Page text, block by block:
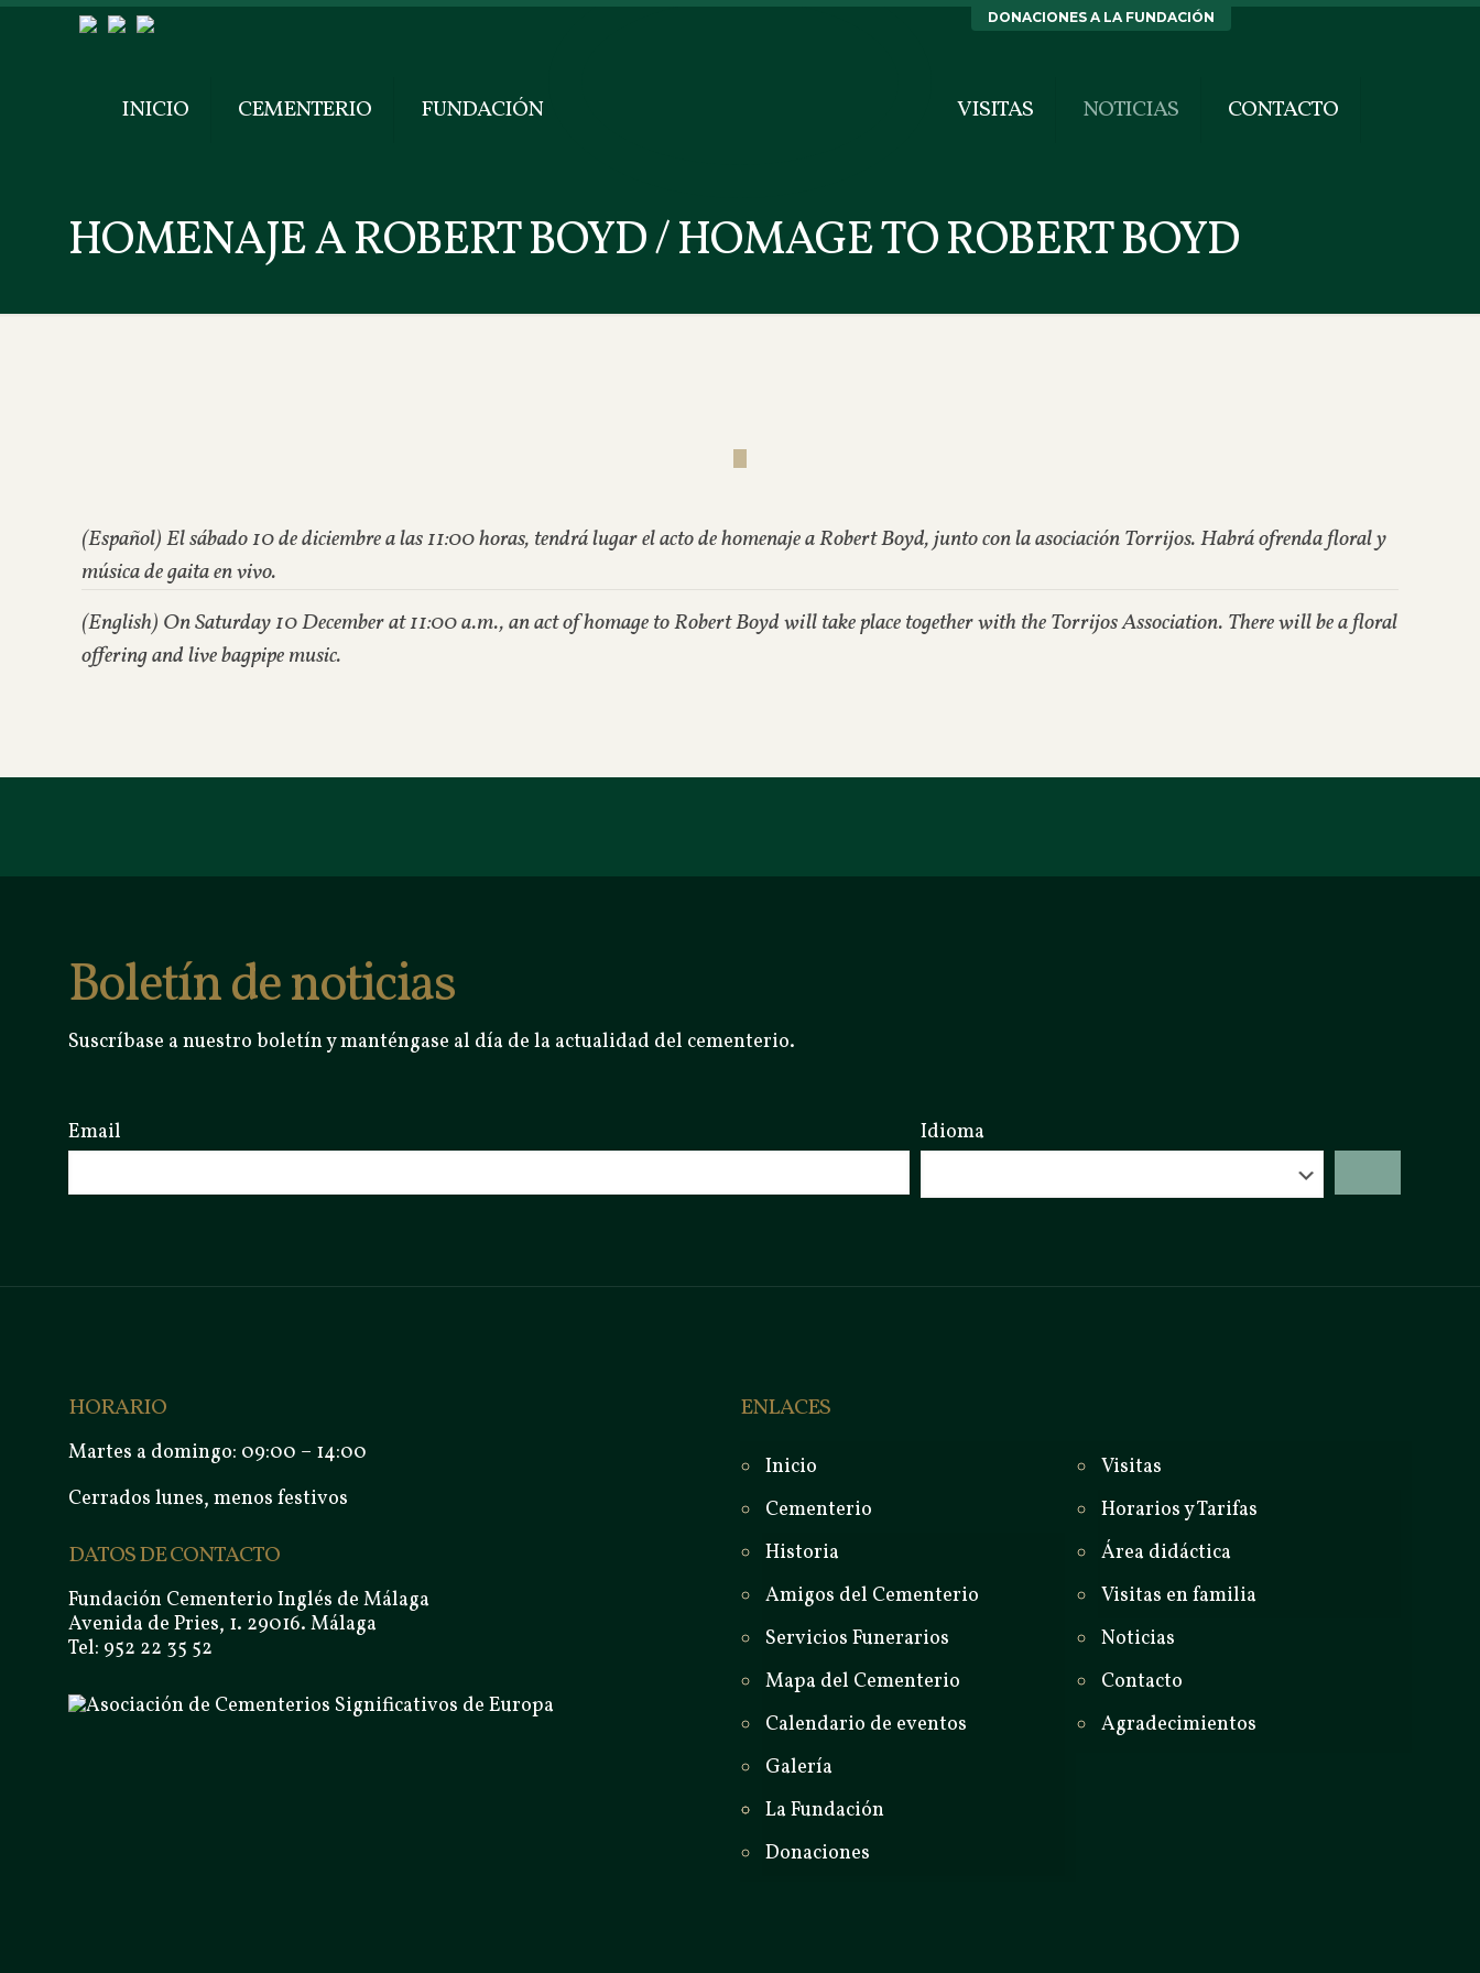
DONACIONES A LA FUNDACIÓN
INICIO CEMENTERIO FUNDACIÓN VISITAS NOTICIAS CONTACTO
HOMENAJE A ROBERT BOYD / HOMAGE TO ROBERT BOYD
(Español) El sábado 10 de diciembre a las 11:00 horas, tendrá lugar el acto de homenaje a Robert Boyd, junto con la asociación Torrijos. Habrá ofrenda floral y
música de gaita en vivo.
(English) On Saturday 10 December at 11:00 a.m., an act of homage to Robert Boyd will take place together with the Torrijos Association. There will be a floral
offering and live bagpipe music.
Boletín de noticias
Suscríbase a nuestro boletín y manténgase al día de la actualidad del cementerio.
Email Idioma
HORARIO
Martes a domingo: 09:00 – 14:00
Cerrados lunes, menos festivos
DATOS DE CONTACTO
Fundación Cementerio Inglés de Málaga
Avenida de Pries, 1. 29016. Málaga
Tel: 952 22 35 52
ENLACES
Inicio
Cementerio
Historia
Amigos del Cementerio
Servicios Funerarios
Mapa del Cementerio
Calendario de eventos
Galería
La Fundación
Donaciones
Visitas
Horarios y Tarifas
Área didáctica
Visitas en familia
Noticias
Contacto
Agradecimientos